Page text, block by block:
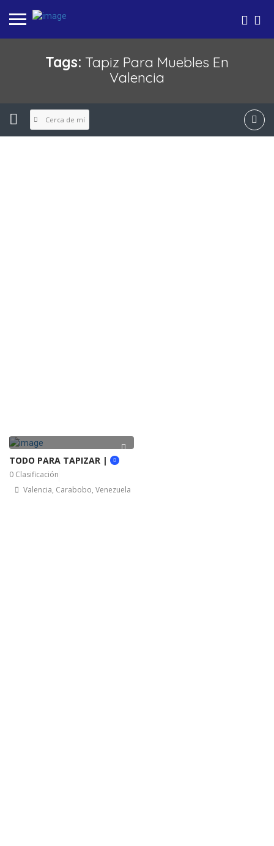
Tags: Tapiz Para Muebles En
Valencia
Cerca de mí
TODO PARA TAPIZAR |
0 Clasificación
Valencia, Carabobo, Venezuela